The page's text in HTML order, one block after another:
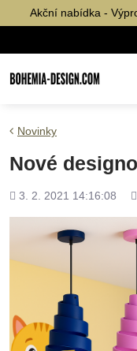
Akční nabídka -
Novinky
Nové
Přidáno
3. 2. 2021 14:16:08